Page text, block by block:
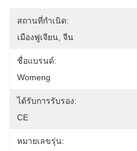
สถานที่กำเนิด:
เมืองฟูเจียน, จีน
ชื่อแบรนด์:
Womeng
ได้รับการรับรอง:
CE
หมายเลขรุ่น: